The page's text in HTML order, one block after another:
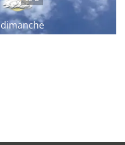
dimanche